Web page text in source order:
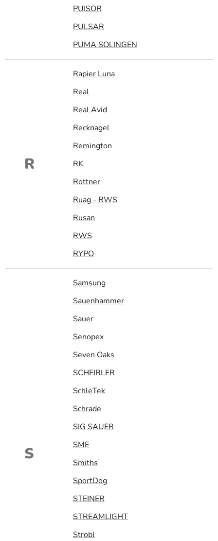
PUISOR
PULSAR
PUMA SOLINGEN
R
Rapier Luna
Real
Real Avid
Recknagel
Remington
RK
Rottner
Ruag - RWS
Rusan
RWS
RYPO
S
Samsung
Sauenhammer
Sauer
Senopex
Seven Oaks
SCHEIBLER
SchleTek
Schrade
SIG SAUER
SME
Smiths
SportDog
STEINER
STREAMLIGHT
Strobl